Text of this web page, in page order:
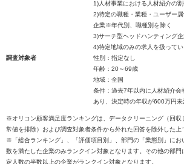
1)人材事業における人材紹介の
2)特定の職種・業種・ユーザー
企業※年代別、職種別を除く
3)サーチ型ヘッドハンティング
4)特定地域のみの求人を扱って
調査対象者
性別：指定なし
年齢：20～69歳
地域：全国
条件：過去7年以内に人材紹介
あり、決定時の年収が600万円未
※オリコン顧客満足度ランキングは、データクリーニング（回収
常値を排除）および調査対象者条件から外れた回答を除外した上
※「総合ランキング」、「評価項目別」、部門の「業態別」にお
数を満たした企業のみランクイン対象となります。その他の部門
定人数の半数以上の企業がランクイン対象となります。